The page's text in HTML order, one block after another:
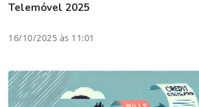
Telemóvel 2025
16/10/2025 às 11:01